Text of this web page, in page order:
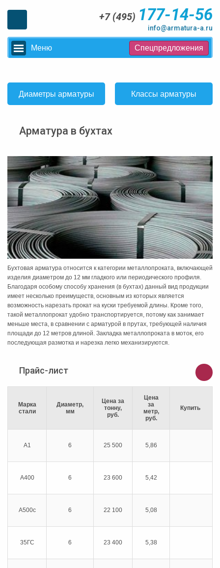
+7 (495) 177-14-56
info@armatura-a.ru
Меню Спецпредложения
Диаметры арматуры Классы арматуры
Арматура в бухтах
Бухтовая арматура относится к категории металлопроката, включающей
изделия диаметром до 12 мм гладкого или периодического профиля.
Благодаря особому способу хранения (в бухтах) данный вид продукции
имеет несколько преимуществ, основным из которых является
возможность нарезать прокат на куски требуемой длины. Кроме того,
такой металлопрокат удобно транспортируется, потому как занимает
меньше места, в сравнении с арматурой в прутах, требующей наличия
площади до 12 метров длиной. Закладка металлопроката в моток, его
последующая размотка и нарезка легко механизируются.
Прайс-лист
Марка
стали
Диаметр,
мм
Цена за
тонну,
руб.
Цена
за
метр,
руб.
Купить
А1 6 25 500 5,86
А400 6 23 600 5,42
А500с 6 22 100 5,08
35ГС 6 23 400 5,38